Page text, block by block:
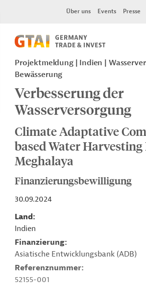
Über uns Events Presse
Projektmeldung Indien
Bewässerung
Verbesserung der
Wasserversorgung
Climate Adaptative
based Water
Meghalaya
Finanzierungsbewilligung
30.09.2024
Land
Indien
Finanzierung
Asiatische Entwicklungsbank (ADB)
Referenznummer
52155-001